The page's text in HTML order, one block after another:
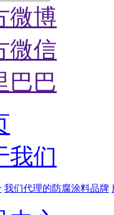
微博
微信
巴巴
我们
我们代理的防腐涂料品牌